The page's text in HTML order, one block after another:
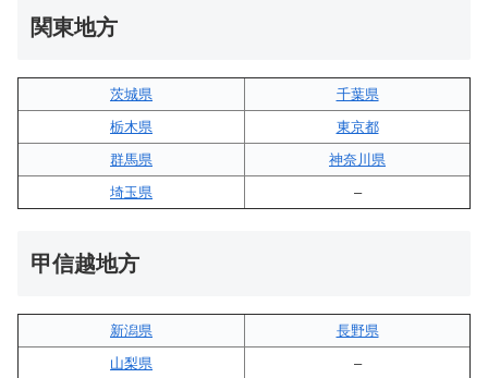
関東地方
茨城県
千葉県
栃木県
東京都
群馬県
神奈川県
埼玉県
–
甲信越地方
新潟県
長野県
山梨県
–